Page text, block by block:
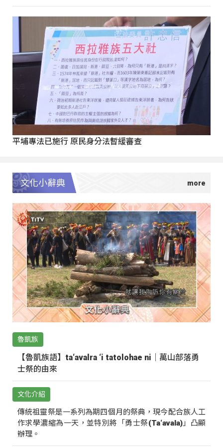
平埔專法已施行 原民身分法暫緩審查
文化小辭典
魯凱族
【魯凱族語】ta‘avalra ‘i tatolohae ni｜萬山部落勇
士祭的由來
文化介紹
傳統祖靈祭是一系列為期四個月的祭典，現今配合族人工
作求學濃縮為一天，並特別將「勇士祭(Ta‘avala)」凸顯
辦理。